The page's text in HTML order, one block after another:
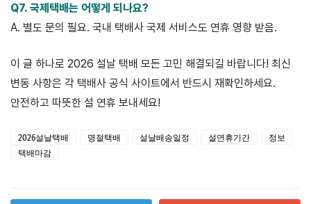
Q7. 국제택배는 어떻게 되나요?
A. 별도 문의 필요. 국내 택배사 국제 서비스도 연휴 영향 받음.
이 글 하나로 2026 설날 택배 모든 고민 해결되길 바랍니다! 최신
변동 사항은 각 택배사 공식 사이트에서 반드시 재확인하세요.
안전하고 따뜻한 설 연휴 보내세요!
2026설날택배 명절택배 설날배송일정 설연휴기간
정보
택배마감